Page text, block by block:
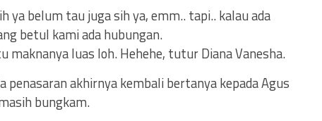
ya belum tau juga sih ya, emm.. tapi.. kalau ada
betul kami ada hubungan.
maknanya luas loh. Hehehe, tutur Diana Vanesha.
penasaran akhirnya kembali bertanya kepada Agus
bungkam.